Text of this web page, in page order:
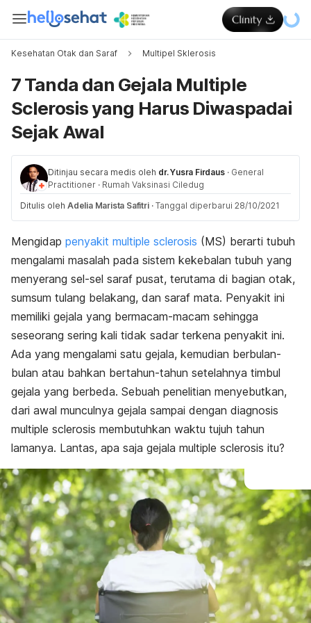
Kesehatan Otak dan Saraf Multipel Sklerosis
7 Tanda dan Gejala Multiple
Sclerosis yang Harus Diwaspadai
Sejak Awal
Ditinjau secara medis oleh dr. Yusra Firdaus · General
Practitioner · Rumah Vaksinasi Ciledug
Ditulis oleh Adelia Marista Safitri · Tanggal diperbarui 28/10/2021
Mengidap penyakit multiple sclerosis (MS) berarti tubuh
mengalami masalah pada sistem kekebalan tubuh yang
menyerang sel-sel saraf pusat, terutama di bagian otak,
sumsum tulang belakang, dan saraf mata. Penyakit ini
memiliki gejala yang bermacam-macam sehingga
seseorang sering kali tidak sadar terkena penyakit ini.
Ada yang mengalami satu gejala, kemudian berbulan-
bulan atau bahkan bertahun-tahun setelahnya timbul
gejala yang berbeda. Sebuah penelitian menyebutkan,
dari awal munculnya gejala sampai dengan diagnosis
multiple sclerosis membutuhkan waktu tujuh tahun
lamanya. Lantas, apa saja gejala multiple sclerosis itu?